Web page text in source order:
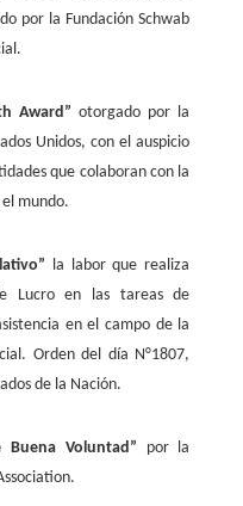
por la Fundación Schwab
Award”otorgado por la
Unidos, con el auspicio
que colaboran con la
el mundo.
la labor que realiza
Lucro en las tareas de
en el campo de la
Orden del día N°1807,
de la Nación.
Buena Voluntad” por la